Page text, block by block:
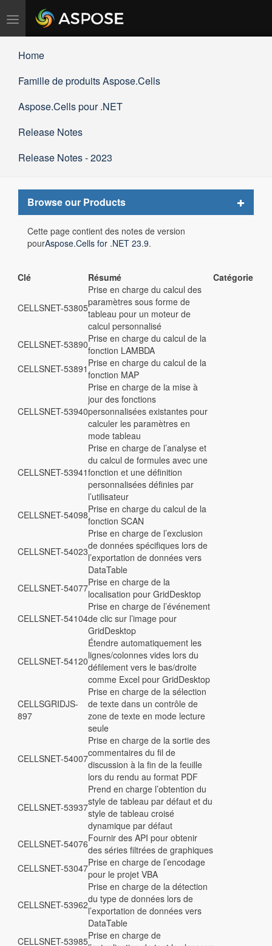
Basculer
Home
Famille de produits Aspose.Cells
Aspose.Cells pour .NET
Release Notes
Release Notes - 2023
Browse our Products
Toggle
Cette page contient des notes de version
pourAspose.Cells for .NET 23.9.
Clé Résumé Catégorie
CELLSNET-53805
Prise en charge du calcul des
paramètres sous forme de
tableau pour un moteur de
calcul personnalisé
CELLSNET-53890Prise en charge du calcul de la
fonction LAMBDA
CELLSNET-53891 Prise en charge du calcul de la
fonction MAP
CELLSNET-53940
Prise en charge de la mise à
jour des fonctions
personnalisées existantes pour
calculer les paramètres en
mode tableau
CELLSNET-53941
Prise en charge de l’analyse et
du calcul de formules avec une
fonction et une définition
personnalisées définies par
l’utilisateur
CELLSNET-54098Prise en charge du calcul de la
fonction SCAN
CELLSNET-54023
Prise en charge de l’exclusion
de données spécifiques lors de
l’exportation de données vers
DataTable
CELLSNET-54077Prise en charge de la
localisation pour GridDesktop
CELLSNET-54104
Prise en charge de l’événement
de clic sur l’image pour
GridDesktop
CELLSNET-54120
Étendre automatiquement les
lignes/colonnes vides lors du
défilement vers le bas/droite
comme Excel pour GridDesktop
CELLSGRIDJS-
897
Prise en charge de la sélection
de texte dans un contrôle de
zone de texte en mode lecture
seule
CELLSNET-54007
Prise en charge de la sortie des
commentaires du fil de
discussion à la fin de la feuille
lors du rendu au format PDF
CELLSNET-53937
Prend en charge l’obtention du
style de tableau par défaut et du
style de tableau croisé
dynamique par défaut
CELLSNET-54076Fournir des API pour obtenir
des séries filtrées de graphiques
CELLSNET-53047Prise en charge de l’encodage
pour le projet VBA
CELLSNET-53962
Prise en charge de la détection
du type de données lors de
l’exportation de données vers
DataTable
CELLSNET-53985Prise en charge de